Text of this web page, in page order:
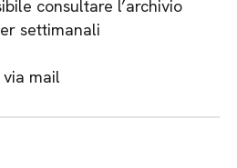
consultare l’archivio
settimanali
mail